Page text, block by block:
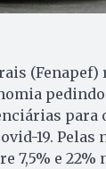
(Fenapef)
para
19. Pelas
7,5% e 22%